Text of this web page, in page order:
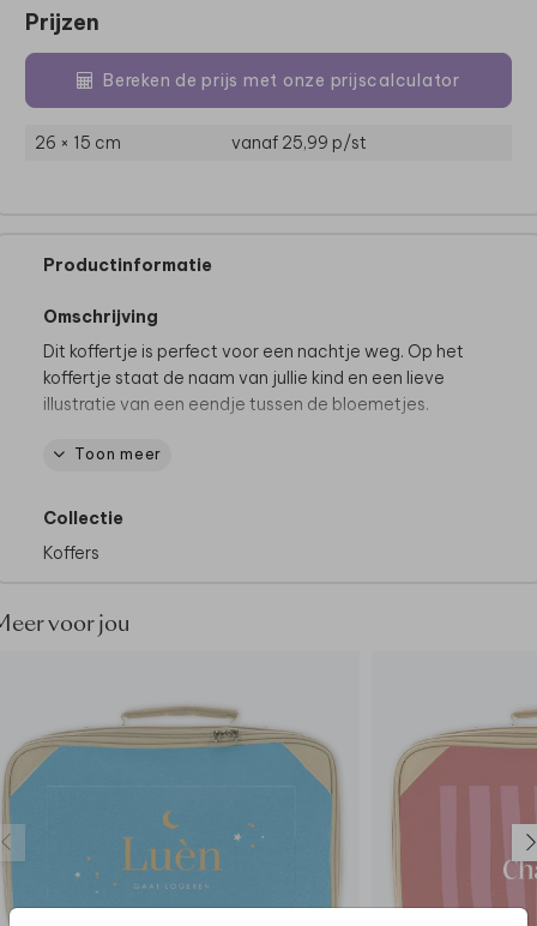
Prijzen
Bereken de prijs met onze prijscalculator
26 × 15 cm vanaf 25,99 p/st
Productinformatie
Omschrijving
Dit koffertje is perfect voor een nachtje weg. Op het
koffertje staat de naam van jullie kind en een lieve
illustratie van een eendje tussen de bloemetjes.
Specificaties kinderkoffertje:
• Afmeting: 38 x 27 x 11 cm
• Rits kan rondom open
onderkant
Toon meer
Collectie
Koffers
voor jou